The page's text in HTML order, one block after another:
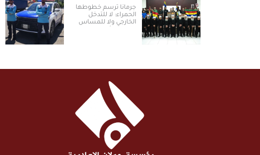
جرمانا ترسم خطوطها
الحمراء: لا للتدخل
الخارجي ولا للمساس